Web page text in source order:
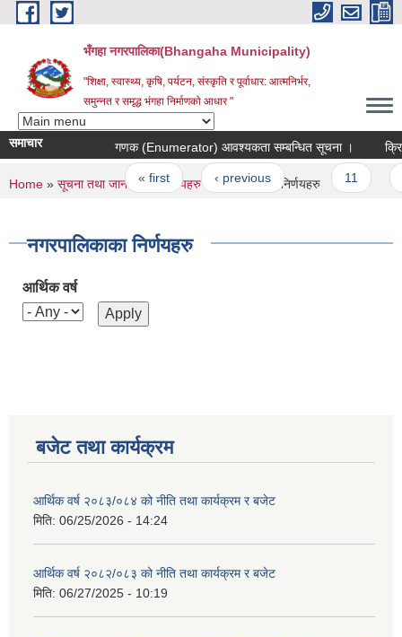
Skip to main content
भँगहा नगरपालिका(Bhangaha Municipality)
"शिक्षा, स्वास्थ्य, कृषि, पर्यटन, संस्कृति र पूर्वाधार: आत्मनिर्भर,
समुन्नत र समृद्ध भंगहा निर्माणको आधार "
समाचार गणक (Enumerator) आवश्यकता सम्बन्धित सूचना ।
Pages
« first ‹ previous …
You are here
Home » सूचना तथा जानकारी »निर्णयहरु» नगरपालिकाका निर्णयहरु
नगरपालिकाका निर्णयहरु
आर्थिक वर्ष
बजेट तथा कार्यक्रम
आर्थिक वर्ष २०८३/०८४ को नीति तथा कार्यक्रम र बजेट
मिति: 06/25/2026 - 14:24
आर्थिक वर्ष २०८२/०८३ को नीति तथा कार्यक्रम र बजेट
मिति: 06/27/2025 - 10:19